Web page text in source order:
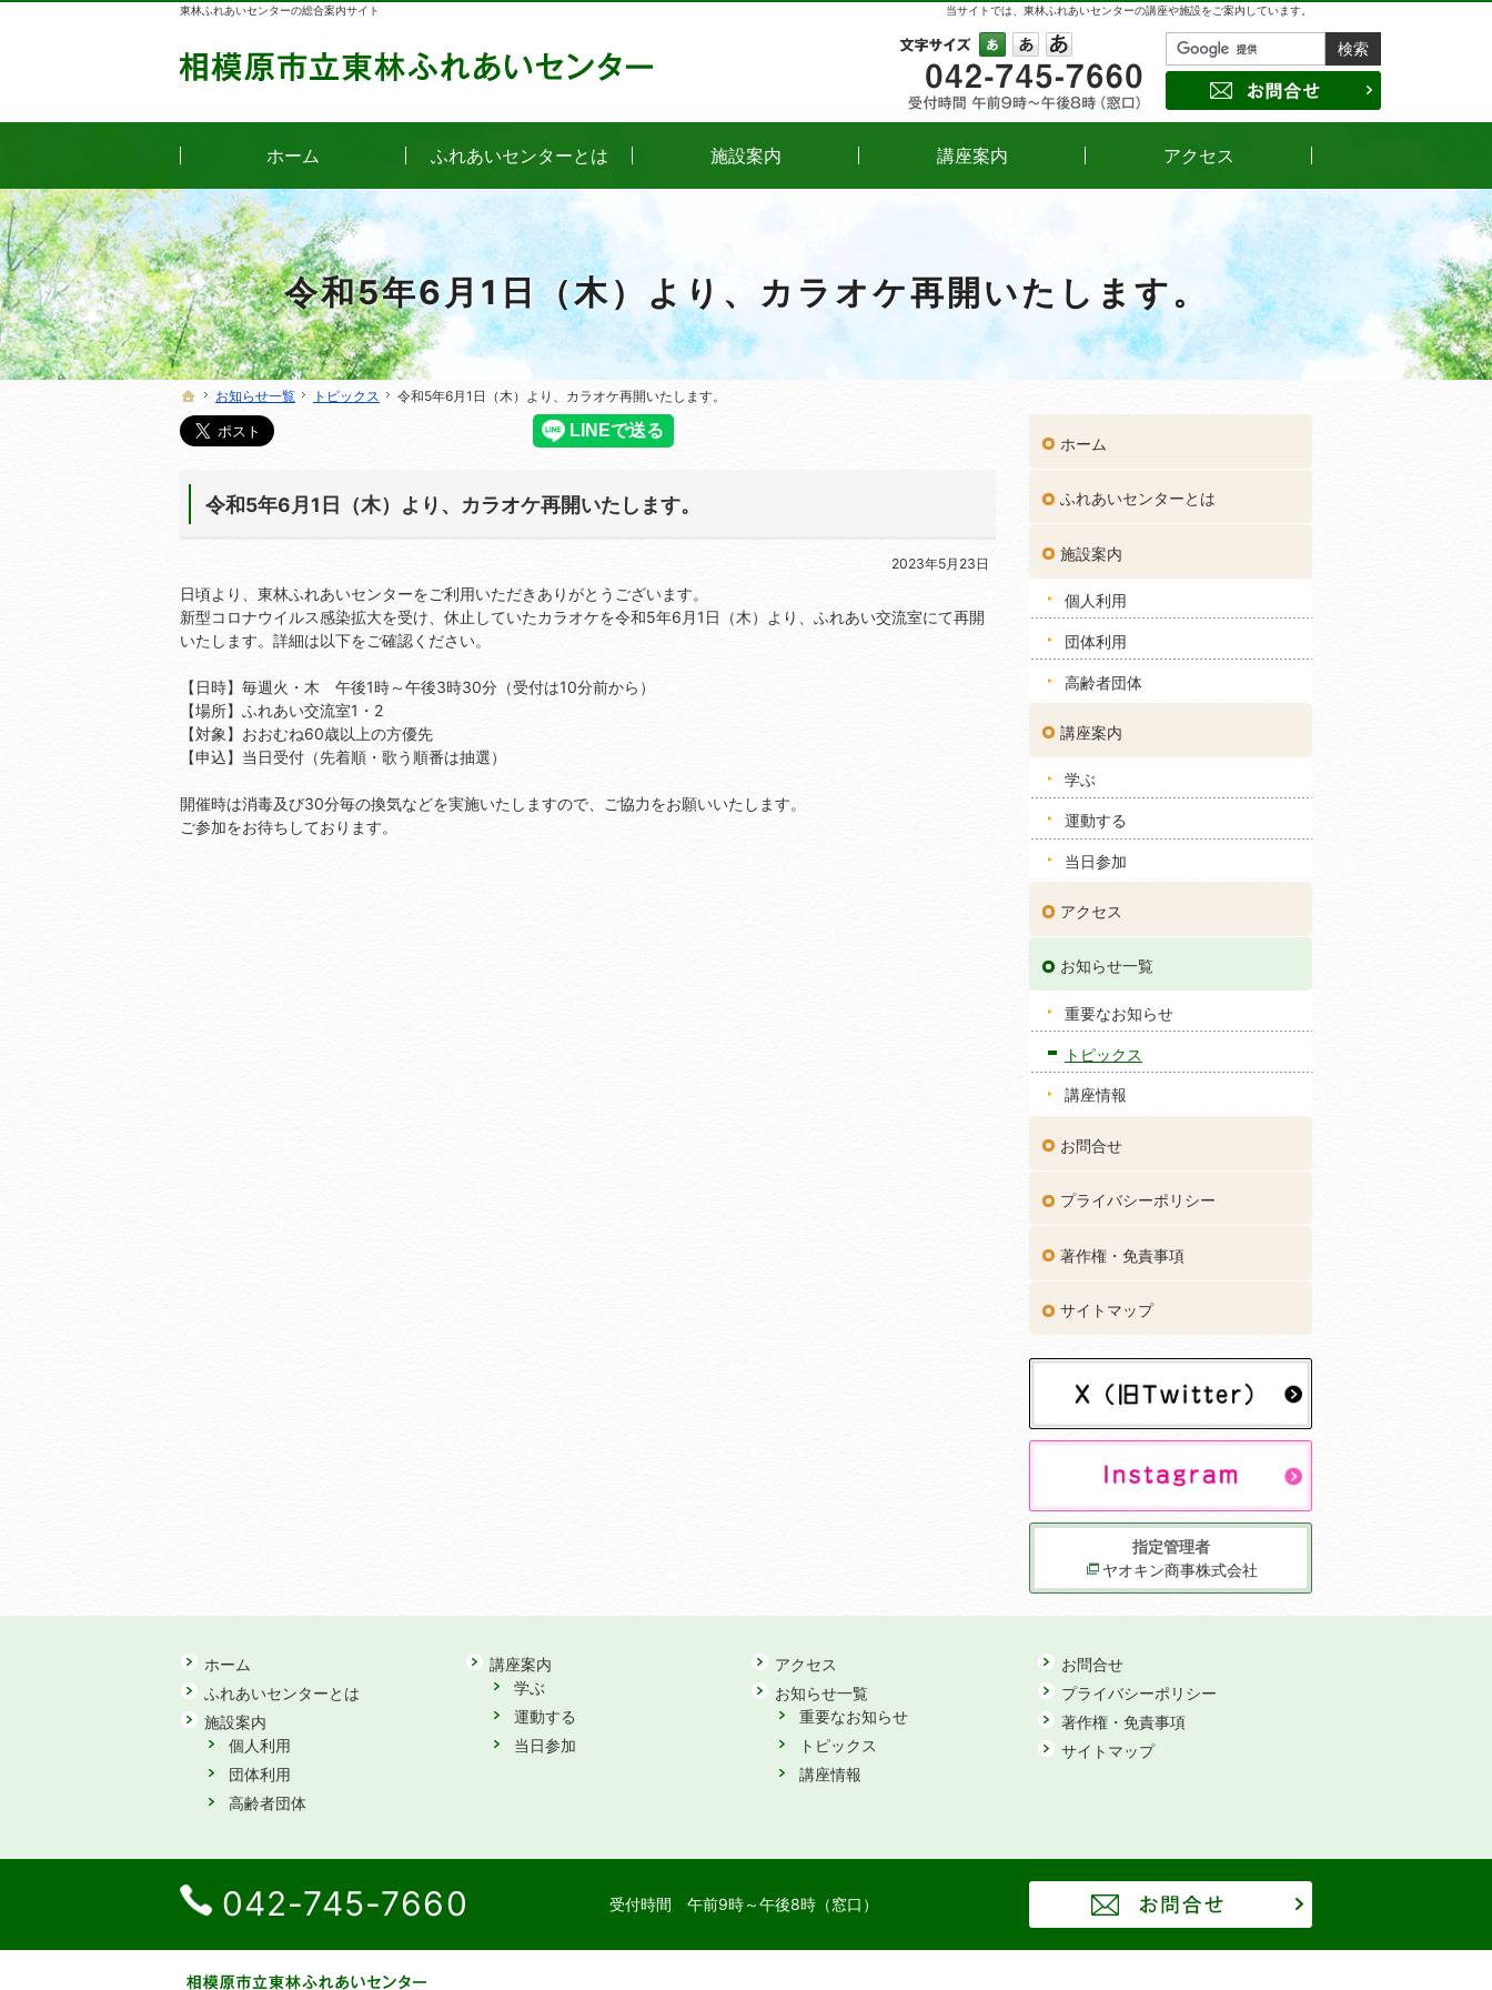
令和5年6月1日（木）より、カラオケ再開いたします。
当サイトでは、東林ふれあいセンターの講座や施設をご案内しています。
東林ふれあいセンターの総合案内サイト
ホーム
お知らせ一覧 トピックス 令和5年6月1日（木）より、カラオケ再開いたします。
令和5年6月1日（木）より、カラオケ再開いたします。
2023年5月23日
日頃より、東林ふれあいセンターをご利用いただきありがとうございます。
新型コロナウイルス感染拡大を受け、休止していたカラオケを令和5年6月1日（木）より、ふれあい交流室にて再開
いたします。詳細は以下をご確認ください。
【日時】毎週火・木 午後1時～午後3時30分（受付は10分前から）
【場所】ふれあい交流室1・2
【対象】おおむね60歳以上の方優先
【申込】当日受付（先着順・歌う順番は抽選）
開催時は消毒及び30分毎の換気などを実施いたしますので、ご協力をお願いいたします。
ご参加をお待ちしております。
ホーム
ふれあいセンターとは
施設案内
個人利用
団体利用
高齢者団体
講座案内
学ぶ
運動する
当日参加
アクセス
お知らせ一覧
重要なお知らせ
トピックス
講座情報
お問合せ
プライバシーポリシー
著作権・免責事項
サイトマップ
指定管理者
ヤオキン商事株式会社
ホーム
お知らせ一覧 トピックス 令和5年6月1日（木）より、カラオケ再開いたします。
文字サイズの変更
小 中 042-745-7660
受付時間午前9時～午後8時（窓口）
ホーム ふれあいセンターとは 施設案内 講座案内 アクセス
ホーム
ふれあいセンターとは
施設案内
個人利用
団体利用
高齢者団体
講座案内
学ぶ
運動する
当日参加
アクセス
お知らせ一覧
重要なお知らせ
トピックス
講座情報
お問合せ
プライバシーポリシー
著作権・免責事項
サイトマップ
042-745-7660 受付時間 午前9時～午後8時（窓口）